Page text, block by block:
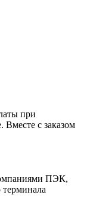
при
Вместе с заказом
ПЭК,